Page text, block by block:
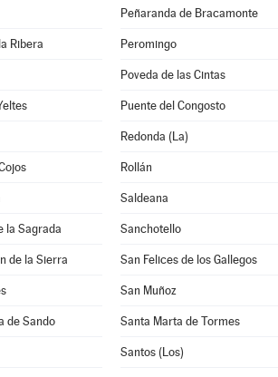
Peñaranda de Bracamonte
Ribera Peromingo
Poveda de las Cintas
Puente del Congosto
Redonda (La)
Rollán
Saldeana
la Sagrada Sanchotello
de la Sierra San Felices de los Gallegos
San Muñoz
de Sando Santa Marta de Tormes
Santos (Los)